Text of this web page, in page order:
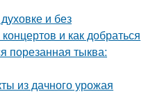
и без
и как добраться
порезанная тыква:
из дачного урожая